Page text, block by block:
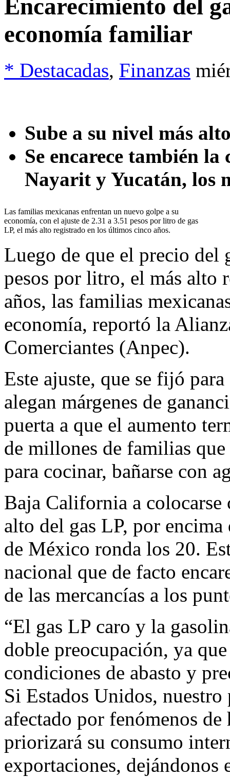
Encarecimiento del
economía familiar
* Destacadas, Finanzas
Sube a su nivel más
Se encarece también la
Nayarit y Yucatán, los
Las familias mexicanas enfrentan un nuevo golpe a su
economía, con el ajuste de 2.31 a 3.51 pesos por litro de gas
LP, el más alto registrado en los últimos cinco años.
Luego de que el precio del
pesos por litro, el más alto
años, las familias
economía, reportó la
Comerciantes (Anpec).
Este ajuste, que se fijó
alegan márgenes de
puerta a que el aumento
de millones de familias
para cocinar, bañarse con
Baja California a colocarse
alto del gas LP, por
de México ronda los 20.
nacional que de facto
de las mercancías a los
“El gas LP caro y la
doble preocupación, ya
condiciones de abasto y
Si Estados Unidos,
afectado por fenómenos
priorizará su consumo
exportaciones,